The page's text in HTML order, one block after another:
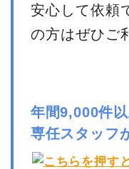
安心して依頼
の方はぜひご
年間9,000件
専任スタッフ